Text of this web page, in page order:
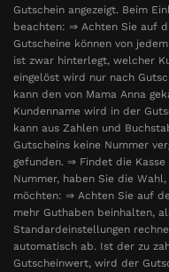
Gutschein angezeigt. Beim
beachten: ⇒ Achten Sie auf
Gutscheine können von
ist zwar hinterlegt, welcher
eingelöst wird nur nach
kann den von Mama Anna
Kundenname wird in der
kann aus Zahlen und
Gutscheins keine Nummer
gefunden. ⇒ Findet die
Nummer, haben Sie die
möchten: ⇒ Achten Sie auf
mehr Guthaben beinhalten,
Standardeinstellungen
automatisch ab. Ist der zu
Gutscheinwert, wird der